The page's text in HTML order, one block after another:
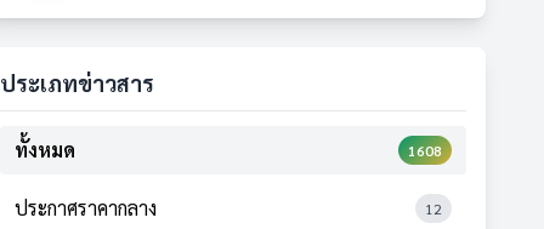
ประเภทข่าวสาร
ทั้งหมด 1608
ประกาศราคากลาง 12